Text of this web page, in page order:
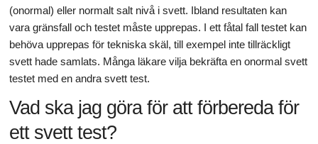
(onormal) eller normalt salt nivå i svett. Ibland resultaten kan
vara gränsfall och testet måste upprepas. I ett fåtal fall testet kan
behöva upprepas för tekniska skäl, till exempel inte tillräckligt
svett hade samlats. Många läkare vilja bekräfta en onormal svett
testet med en andra svett test.
Vad ska jag göra för att förbereda för
ett svett test?